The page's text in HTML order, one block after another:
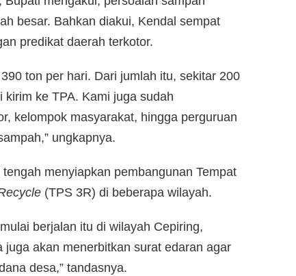
besar. Bahkan diakui, Kendal sempat
predikat daerah terkotor.
ton per hari. Dari jumlah itu, sekitar 200
ke TPA. Kami juga sudah
kelompok masyarakat, hingga perguruan
ungkapnya.
menyiapkan pembangunan Tempat
(TPS 3R) di beberapa wilayah.
berjalan itu di wilayah Cepiring,
akan menerbitkan surat edaran agar
desa,” tandasnya.